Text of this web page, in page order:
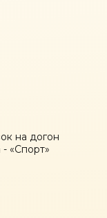
на догон
«Спорт»